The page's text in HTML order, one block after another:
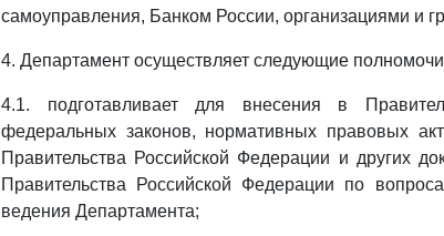
самоуправления, Банком России, организациями и
4. Департамент осуществляет следующие
4.1. подготавливает для внесения в
федеральных законов, нормативных правовых
Правительства Российской Федерации и других
Правительства Российской Федерации по
ведения Департамента;